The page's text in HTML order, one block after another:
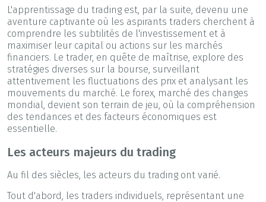
L'apprentissage du trading est, par la suite, devenu une
aventure captivante où les aspirants traders cherchent à
comprendre les subtilités de l'investissement et à
maximiser leur capital ou actions sur les marchés
financiers. Le trader, en quête de maîtrise, explore des
stratégies diverses sur la bourse, surveillant
attentivement les fluctuations des prix et analysant les
mouvements du marché. Le forex, marché des changes
mondial, devient son terrain de jeu, où la compréhension
des tendances et des facteurs économiques est
essentielle.
Les acteurs majeurs du trading
Au fil des siècles, les acteurs du trading ont varié.
Tout d'abord, les traders individuels, représentant une